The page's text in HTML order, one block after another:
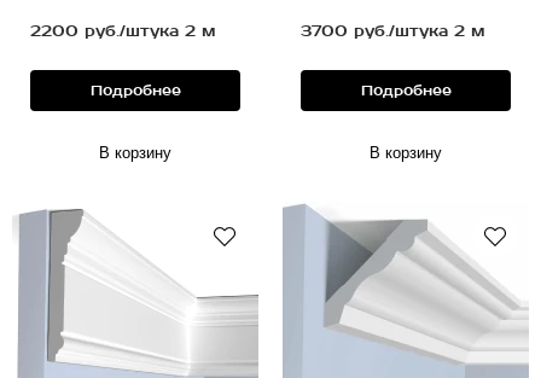
2200 руб./штука 2 м
Подробнее
В корзину
3700 руб./штука 2 м
Подробнее
В корзину